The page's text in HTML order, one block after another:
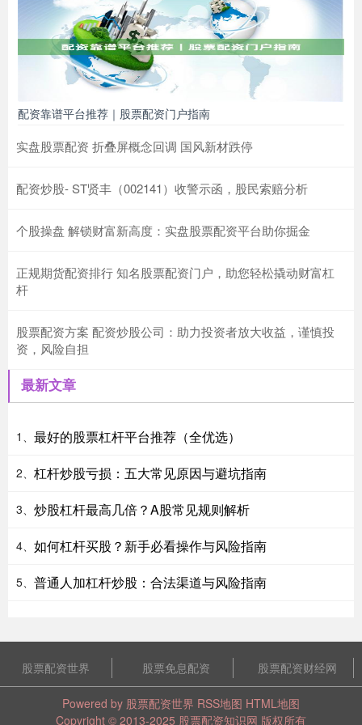
配资靠谱平台推荐｜股票配资门户指南
实盘股票配资 折叠屏概念回调 国风新材跌停
配资炒股- ST贤丰（002141）收警示函，股民索赔分析
个股操盘 解锁财富新高度：实盘股票配资平台助你掘金
正规期货配资排行 知名股票配资门户，助您轻松撬动财富杠
杆
股票配资方案 配资炒股公司：助力投资者放大收益，谨慎投
资，风险自担
最新文章
1、 最好的股票杠杆平台推荐（全优选）
2、 杠杆炒股亏损：五大常见原因与避坑指南
3、 炒股杠杆最高几倍？A股常见规则解析
4、 如何杠杆买股？新手必看操作与风险指南
5、 普通人加杠杆炒股：合法渠道与风险指南
股票配资世界 股票免息配资 股票配资财经网
Powered by 股票配资世界 RSS地图 HTML地图
Copyright © 2013-2025 股票配资知识网 版权所有